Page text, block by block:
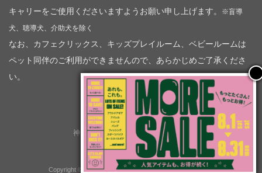
キャリーをご使用くださいますようお願い申し上げます。
※盲導
犬、聴導犬、介助犬を除く
なお、カフェクリックス、キッズプレイルーム、ベビールームは
ペット同伴のご利用ができませんので、あらかじめご了承くださ
い。
神奈川トヨタ自動車（企業情報）
トヨタモビリティ神奈川
株式会社会社ＫＴグループ
Copyright © GOOD OPEN AIRS myX All Rights Reserved.